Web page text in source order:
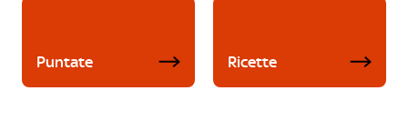
Puntate Ricette